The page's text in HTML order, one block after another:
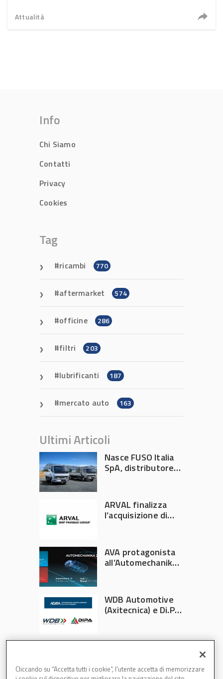
Attualità
Info
Chi Siamo
Contatti
Privacy
Cookies
Tag
ricambi 770
aftermarket 574
officine 286
filtri 203
lubrificanti 187
mercato auto 163
Ultimi Articoli
Nasce FUSO Italia
SpA, distributore
ARVAL finalizza
l’acquisizione di
AVA protagonista
all’Automechanika
WDB Automotive
(Axitecnica) e Di.Pa.
Cliccando su “Accetta tutti i cookie”, l'utente accetta di memorizzare